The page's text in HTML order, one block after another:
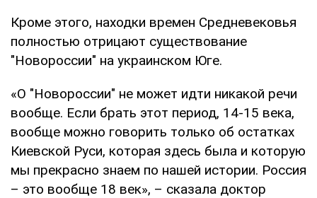
Кроме этого, находки времен Средневековья
полностью отрицают существование
"Новороссии" на украинском Юге.
«О "Новороссии" не может идти никакой речи
вообще. Если брать этот период, 14-15 века,
вообще можно говорить только об остатках
Киевской Руси, которая здесь была и которую
мы прекрасно знаем по нашей истории. Россия
– это вообще 18 век», – сказала доктор